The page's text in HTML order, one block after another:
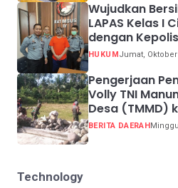
Wujudkan
LAPAS Kelas I
dengan
Jakarta Barat
HUKUMJumat, Oktober
Pengerjaan
Volly TNI
Desa (TMMD)
BERITA DAERAH
Technology